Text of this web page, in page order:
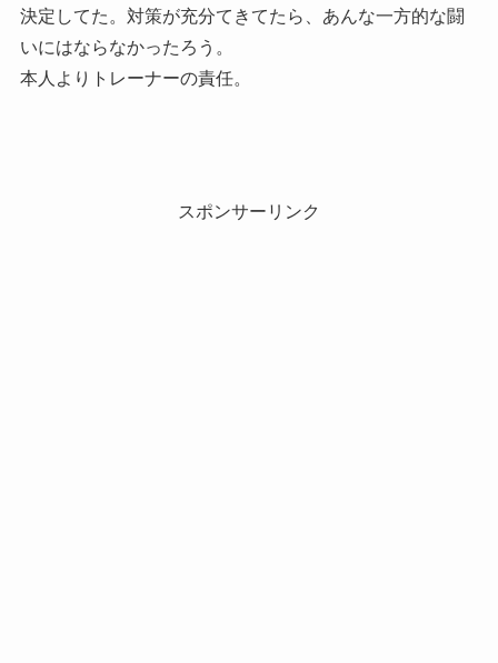
決定してた。対策が充分てきてたら、あんな一方的な闘
いにはならなかったろう。
本人よりトレーナーの責任。
スポンサーリンク